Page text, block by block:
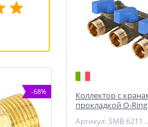
-68%
Коллектор с
прокладкой O-Ring
выхода 1/2",